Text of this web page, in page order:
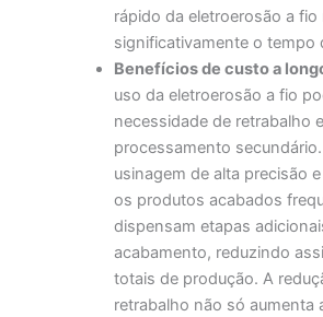
rápido da eletroerosão a fio
significativamente o tempo
Benefícios de custo a
uso da eletroerosão a fio
necessidade de retrabalho e
processamento
usinagem de alta precisão
os produtos acabados
dispensam etapas
acabamento, reduzindo
totais de produção. A
retrabalho não só aumenta